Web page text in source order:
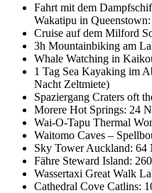
Fahrt mit dem
Wakatipu in
Cruise auf dem Milford
3h Mountainbiking am
Whale Watching in
1 Tag Sea Kayaking im
Nacht Zeltmiete)
Spaziergang Craters oft
Morere Hot Springs: 24
Wai-O-Tapu Thermal
Waitomo Caves –
Sky Tower Auckland: 64
Fähre Steward Island:
Wassertaxi Great Walk
Cathedral Cove Catlins: